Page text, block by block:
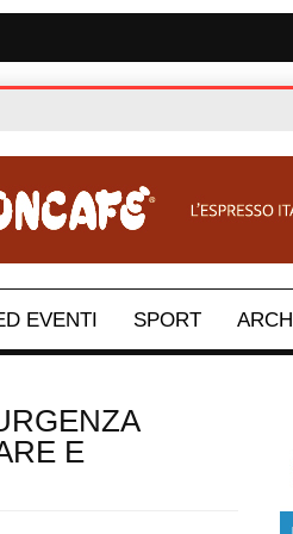
EVENTI SPORT
E